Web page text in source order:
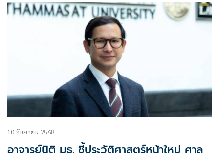
นช.ทักษิณ ชินวัตร
10 กันยายน 2568
อาจารย์นิติ มธ. ชี้ประวัติศาสตร์หน้าใหม่ ศาล